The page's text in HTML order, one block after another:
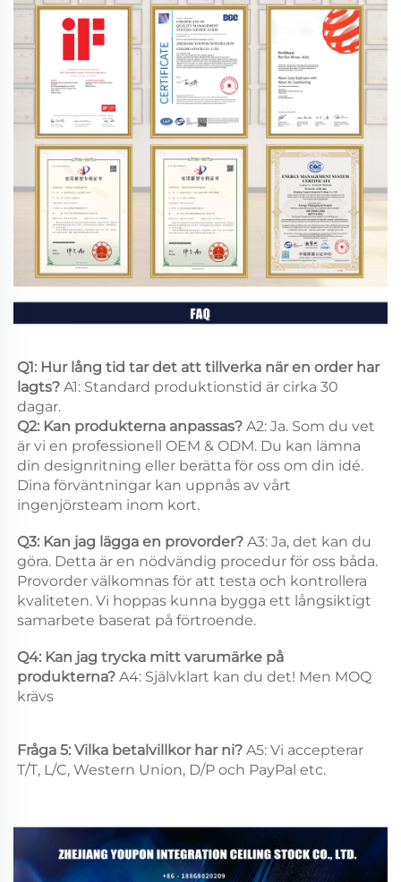
Q1: Hur lång tid tar det att tillverka när en order har
lagts? A1: Standard produktionstid är cirka 30
dagar.
Q2: Kan produkterna anpassas? A2: Ja. Som du vet
är vi en professionell OEM & ODM. Du kan lämna
din designritning eller berätta för oss om din idé.
Dina förväntningar kan uppnås av vårt
ingenjörsteam inom kort.
Q3: Kan jag lägga en provorder? A3: Ja, det kan du
göra. Detta är en nödvändig procedur för oss båda.
Provorder välkomnas för att testa och kontrollera
kvaliteten. Vi hoppas kunna bygga ett långsiktigt
samarbete baserat på förtroende.
Q4: Kan jag trycka mitt varumärke på
produkterna? A4: Självklart kan du det! Men MOQ
krävs
Fråga 5: Vilka betalvillkor har ni? A5: Vi accepterar
T/T, L/C, Western Union, D/P och PayPal etc.